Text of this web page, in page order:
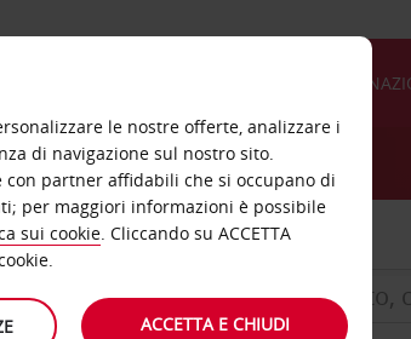
le nostre offerte, analizzare i
di navigazione sul nostro sito.
partner affidabili che si occupano di
per maggiori informazioni è possibile
sui cookie. Cliccando su ACCETTA
ACCETTA E CHIUDI